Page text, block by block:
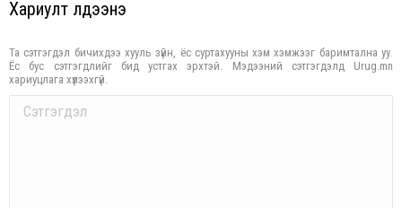
Хариулт үлдээнэ үү
Та сэтгэгдэл бичихдээ хууль зүйн, ёс суртахууны хэм хэмжээг баримтална уу.
Ёс бус сэтгэгдлийг бид устгах эрхтэй. Мэдээний сэтгэгдэлд Urug.mn
хариуцлага хүлээхгүй.
Comment